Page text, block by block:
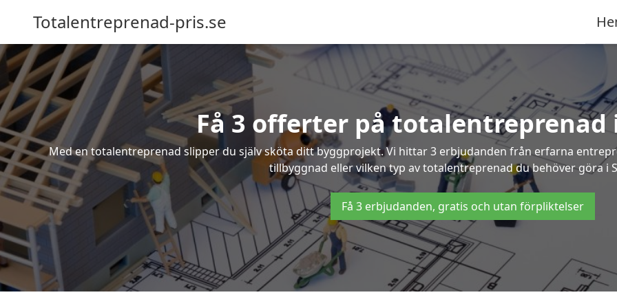
Totalentreprenad-pris.se
Få 3 offerter på totalentreprenad
Med en totalentreprenad slipper du själv sköta ditt byggprojekt. Vi hittar 3 erbjudanden från erfarna
tillbyggnad eller vilken typ av totalentreprenad du behöver göra i
Få 3 erbjudanden, gratis och utan förpliktelser